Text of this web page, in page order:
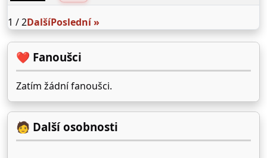
1 / 2DalšíPoslední »
❤️ Fanoušci
Zatím žádní fanoušci.
🧑 Další osobnosti